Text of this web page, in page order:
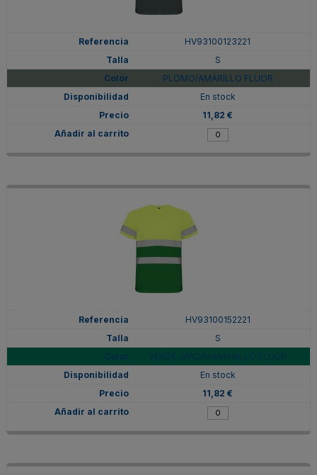
HV93100123221
S
PLOMO/AMARILLO FLUOR
En stock
11,82 €
HV93100152221
S
En stock
11,82 €